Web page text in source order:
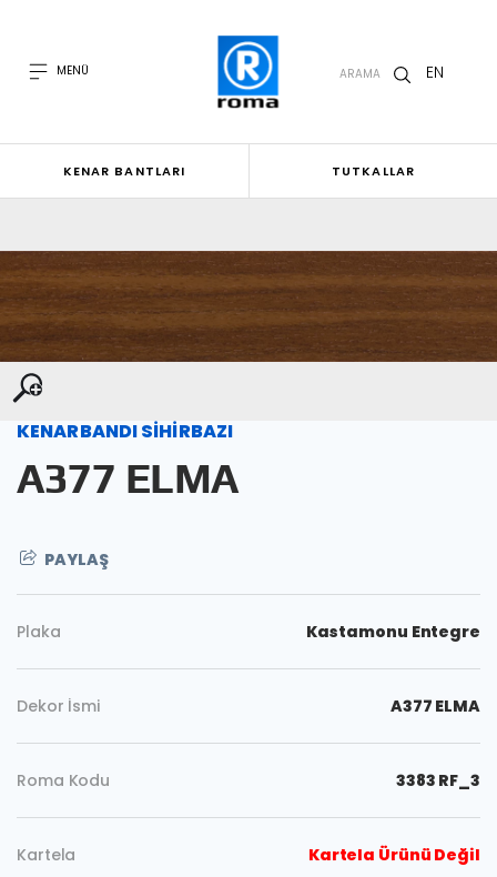
MENÜ ARAMA EN
KENAR BANTLARI TUTKALLAR
KENARBANDI SİHİRBAZI
A377 ELMA
PAYLAŞ
Plaka Kastamonu Entegre
Dekor İsmi A377 ELMA
Roma Kodu 3383 RF_3
Kartela Kartela Ürünü Değil